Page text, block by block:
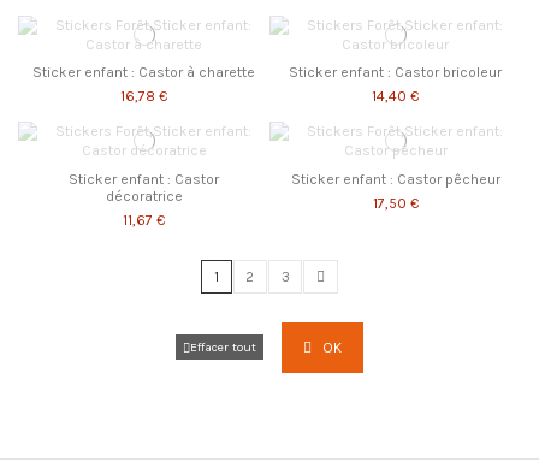
Sticker enfant : Castor à charette
16,78 €
Sticker enfant : Castor bricoleur
14,40 €
Sticker enfant : Castor
décoratrice
11,67 €
Sticker enfant : Castor pêcheur
17,50 €
1 2 3
Effacer tout OK